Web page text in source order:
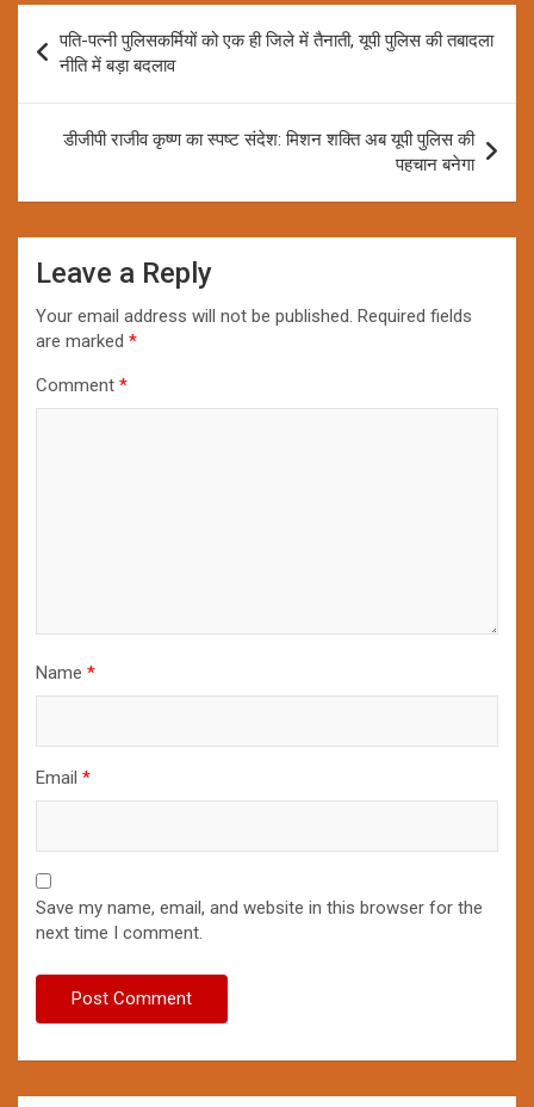
navigation
पति-पत्नी पुलिसकर्मियों को एक ही जिले में तैनाती, यूपी पुलिस की तबादला
नीति में बड़ा बदलाव
डीजीपी राजीव कृष्ण का स्पष्ट संदेश: मिशन शक्ति अब यूपी पुलिस की
पहचान बनेगा
Leave a Reply
Your email address will not be published. Required fields
are marked *
Comment *
Name *
Email *
Save my name, email, and website in this browser for the
next time I comment.